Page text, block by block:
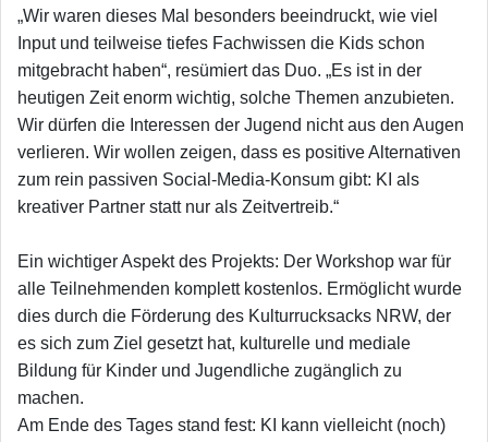
​„Wir waren dieses Mal besonders beeindruckt, wie viel
Input und teilweise tiefes Fachwissen die Kids schon
mitgebracht haben“, resümiert das Duo. „Es ist in der
heutigen Zeit enorm wichtig, solche Themen anzubieten.
Wir dürfen die Interessen der Jugend nicht aus den Augen
verlieren. Wir wollen zeigen, dass es positive Alternativen
zum rein passiven Social-Media-Konsum gibt: KI als
kreativer Partner statt nur als Zeitvertreib.“
​Ein wichtiger Aspekt des Projekts: Der Workshop war für
alle Teilnehmenden komplett kostenlos. Ermöglicht wurde
dies durch die Förderung des Kulturrucksacks NRW, der
es sich zum Ziel gesetzt hat, kulturelle und mediale
Bildung für Kinder und Jugendliche zugänglich zu
machen.
​Am Ende des Tages stand fest: KI kann vielleicht (noch)